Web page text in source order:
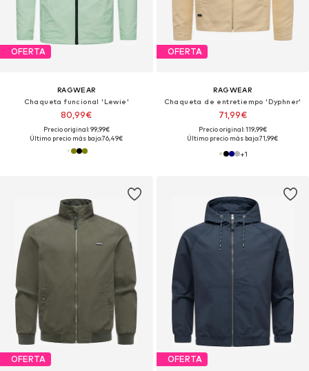
OFERTA
RAGWEAR
Chaqueta funcional 'Lewie'
80,99€
Precio original: 99,99€
Último precio más bajo:76,49€
OFERTA
RAGWEAR
Chaqueta de entretiempo 'Dyphner'
71,99€
Precio original: 119,99€
Último precio más bajo:71,99€
+1
OFERTA OFERTA